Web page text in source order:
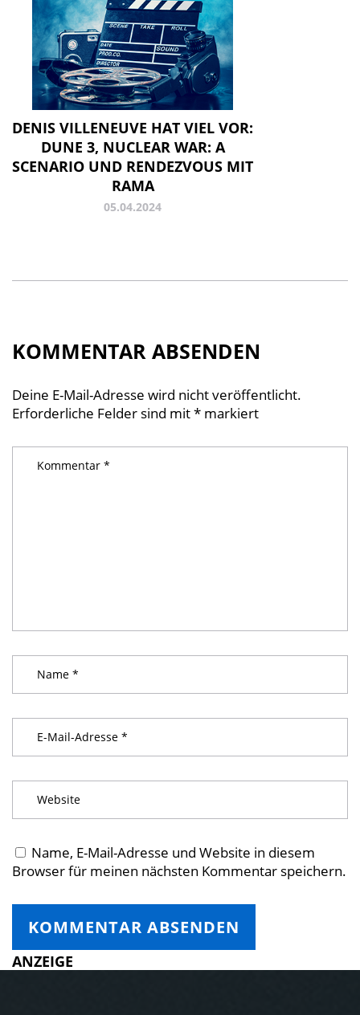
DENIS VILLENEUVE HAT VIEL VOR:
DUNE 3, NUCLEAR WAR: A
SCENARIO UND RENDEZVOUS MIT
RAMA
05.04.2024
KOMMENTAR ABSENDEN
Deine E-Mail-Adresse wird nicht veröffentlicht.
Erforderliche Felder sind mit* markiert
Name, E-Mail-Adresse und Website in diesem
Browser für meinen nächsten Kommentar speichern.
ANZEIGE